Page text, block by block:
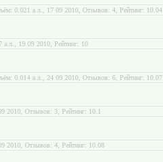
0.021 а.л., 17 09 2010, Отзывов: 4, Рейтинг: 10.04
а.л., 19 09 2010, Рейтинг: 10
0.014 а.л., 24 09 2010, Отзывов: 6, Рейтинг: 10.07
2010, Отзывов: 3, Рейтинг: 10.1
2010, Отзывов: 4, Рейтинг: 10.08